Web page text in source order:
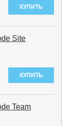
Site
Team